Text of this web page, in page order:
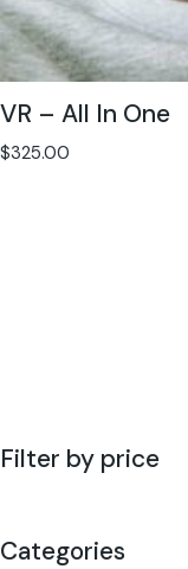
VR – All In One
$325.00
Filter by price
Categories